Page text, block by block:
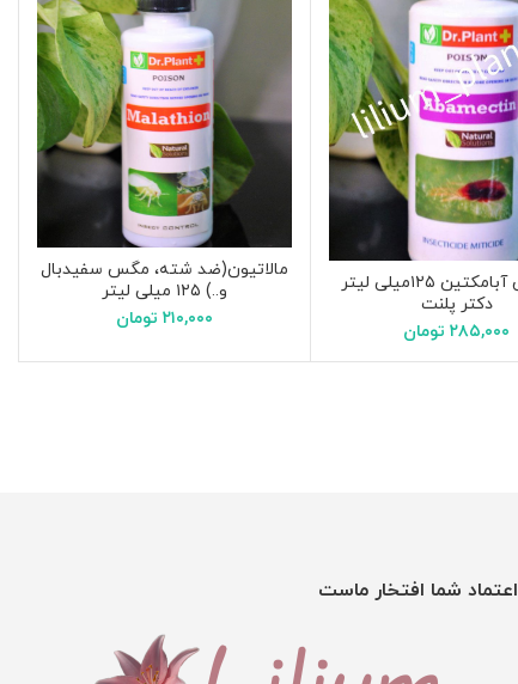
کنه کش آبامکتین ۱۲۵میلی لیتر
دکتر پلنت
۲۸۵,۰۰۰ تومان
مالاتیون(ضد شته، مگس سفیدبال
و..) ۱۲۵ میلی لیتر
۲۱۰,۰۰۰ تومان
اعتماد شما افتخار ماست